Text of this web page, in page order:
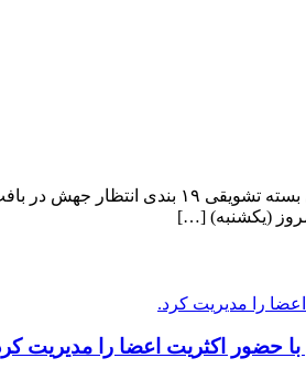
مدیرعامل شرکت بازآفرینی شهری از رشد ۲۰۰ درصدی صدور پروانه ساخت در
حضور اکثریت اعضا را مدیریت